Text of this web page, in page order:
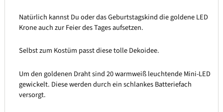
Natürlich kannst Du oder das Geburtstagskind die goldene LED
Krone auch zur Feier des Tages aufsetzen.
Selbst zum Kostüm passt diese tolle Dekoidee.
Um den goldenen Draht sind 20 warmweiß leuchtende Mini-LED
gewickelt. Diese werden durch ein schlankes Batteriefach
versorgt.